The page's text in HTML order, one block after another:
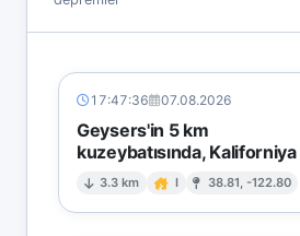
17:47:36 07.08.2026
Geysers'in 5 km
kuzeybatısında, Kaliforniya
3.3 km I 38.81, -122.80